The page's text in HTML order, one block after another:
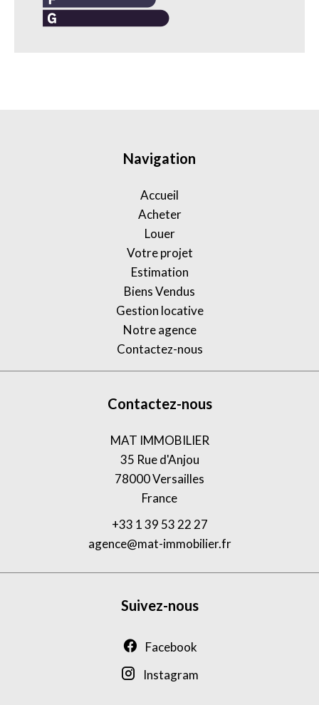
Navigation
Accueil
Acheter
Louer
Votre projet
Estimation
Biens Vendus
Gestion locative
Notre agence
Contactez-nous
Contactez-nous
MAT IMMOBILIER
35 Rue d'Anjou
78000Versailles
France
+33 1 39 53 22 27
agence@mat-immobilier.fr
Suivez-nous
Facebook
Instagram